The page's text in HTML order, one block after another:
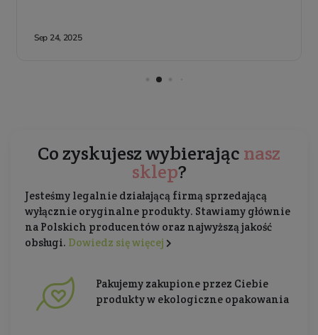
Co zyskujesz wybierając nasz
sklep?
Jesteśmy legalnie działającą firmą sprzedającą
wyłącznie oryginalne produkty. Stawiamy głównie
na Polskich producentów oraz najwyższą jakość
obsługi. Dowiedz się więcej
Pakujemy zakupione przez Ciebie
produkty w ekologiczne opakowania